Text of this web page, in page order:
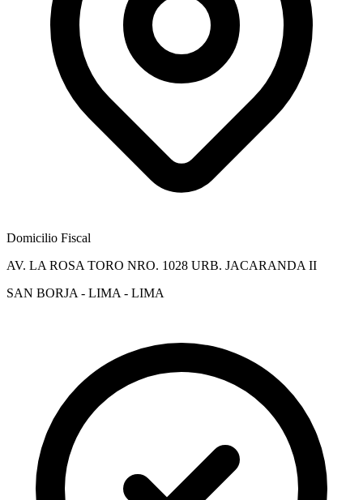
Domicilio Fiscal
AV. LA ROSA TORO NRO. 1028 URB. JACARANDA II
SAN BORJA - LIMA - LIMA